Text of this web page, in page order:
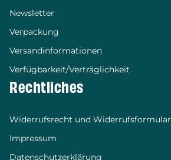
Newsletter
Verpackung
Versandinformationen
Verfügbarkeit/Verträglichkeit
Rechtliches
Widerrufsrecht und Widerrufsformular
Impressum
Datenschutzerklärung